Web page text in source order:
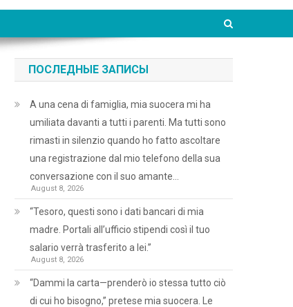
ПОСЛЕДНЫЕ ЗАПИСЫ
A una cena di famiglia, mia suocera mi ha
umiliata davanti a tutti i parenti. Ma tutti sono
rimasti in silenzio quando ho fatto ascoltare
una registrazione dal mio telefono della sua
conversazione con il suo amante…
August 8, 2026
“Tesoro, questi sono i dati bancari di mia
madre. Portali all’ufficio stipendi così il tuo
salario verrà trasferito a lei.”
August 8, 2026
“Dammi la carta—prenderò io stessa tutto ciò
di cui ho bisogno,” pretese mia suocera. Le